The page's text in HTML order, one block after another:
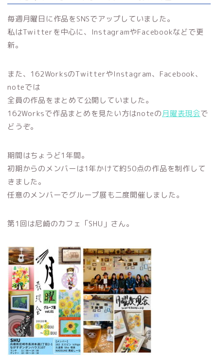
毎週月曜日に作品をSNSでアップしていました。
私はTwitterを中心に、InstagramやFacebookなどで更
新。
また、162WorksのTwitterやInstagram、Facebook、
noteでは
全員の作品をまとめて公開していました。
162Worksで作品まとめを見たい方はnoteの月曜表現会で
どうぞ。
期間はちょうど1年間。
初期からのメンバーは1年かけて約50点の作品を制作して
きました。
任意のメンバーでグループ展も二度開催しました。
第1回は尼崎のカフェ「SHU」さん。